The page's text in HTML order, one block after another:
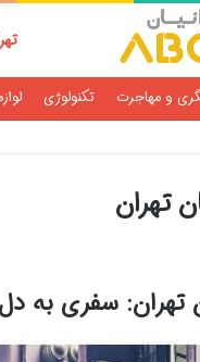
و مهاجرت تکنولوژی
تهران
تهران: سفری به